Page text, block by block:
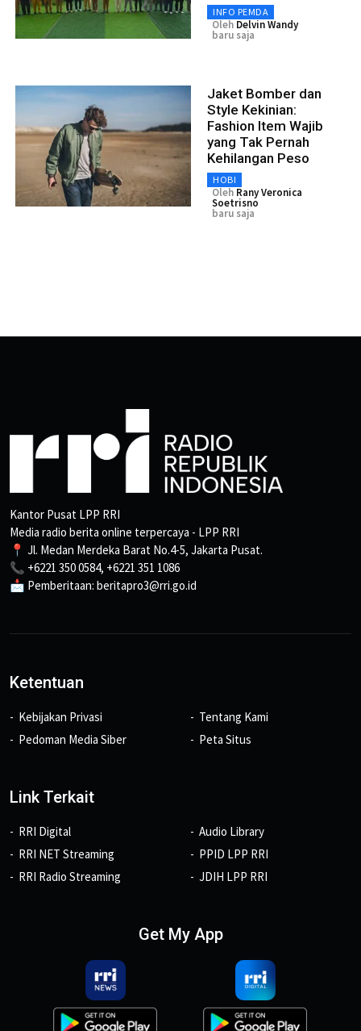
INFO PEMDA
Oleh Delvin Wandy
baru saja
Jaket Bomber dan
Style Kekinian:
Fashion Item Wajib
yang Tak Pernah
Kehilangan Peso
HOBI
Oleh Rany Veronica
Soetrisno
baru saja
Kantor Pusat LPP RRI
Media radio berita online terpercaya - LPP RRI
📍 Jl. Medan Merdeka Barat No.4-5, Jakarta Pusat.
📞 +6221 350 0584, +6221 351 1086
📩 Pemberitaan: beritapro3@rri.go.id
Ketentuan
Kebijakan Privasi
Pedoman Media Siber
Tentang Kami
Peta Situs
Link Terkait
RRI Digital
RRI NET Streaming
RRI Radio Streaming
Audio Library
PPID LPP RRI
JDIH LPP RRI
Get My App